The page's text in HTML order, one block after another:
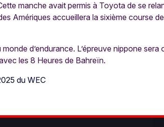
manche avait permis à Toyota de se
Amériques accueillera la sixième course
d’endurance. L’épreuve nippone
les 8 Heures de Bahreïn.
du WEC